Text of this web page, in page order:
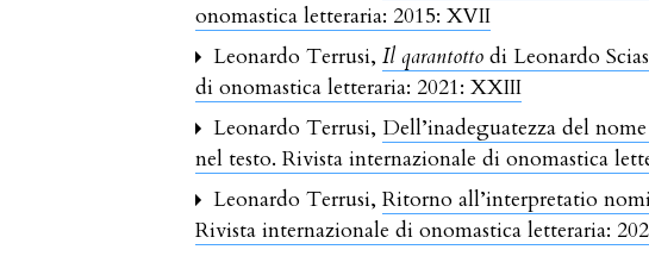
onomastica letteraria: 2015: XVII
Leonardo Terrusi,Il qarantotto di Leonardo
di onomastica letteraria: 2021: XXIII
Leonardo Terrusi, Dell’inadeguatezza del
nel testo. Rivista internazionale di onomastica
Leonardo Terrusi,Ritorno all’interpretatio
Rivista internazionale di onomastica letteraria: